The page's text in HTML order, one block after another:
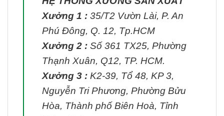
Xưởng 1 : 35/T2 Vườn Lài, P. An
Phú Đông, Q. 12, Tp.HCM
Xưởng 2 : Số 361 TX25, Phường
Thạnh Xuân, Q12, TP. HCM.
Xưởng 3 : K2-39, Tổ 48, KP 3,
Nguyễn Tri Phương, Phường Bửu
Hòa, Thành phố Biên Hoà, Tỉnh